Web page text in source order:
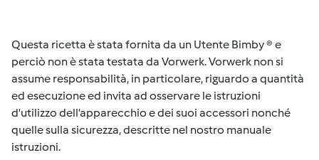
Questa ricetta è stata fornita da un Utente Bimby ® e
perciò non è stata testata da Vorwerk. Vorwerk non si
assume responsabilità, in particolare, riguardo a quantità
ed esecuzione ed invita ad osservare le istruzioni
d'utilizzo dell’apparecchio e dei suoi accessori nonché
quelle sulla sicurezza, descritte nel nostro manuale
istruzioni.